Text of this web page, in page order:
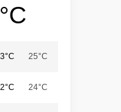
25°C
24°C